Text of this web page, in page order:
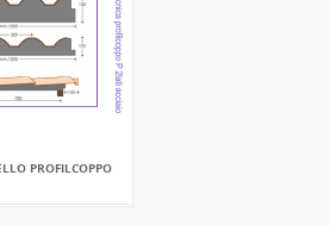
PROFILCOPPO